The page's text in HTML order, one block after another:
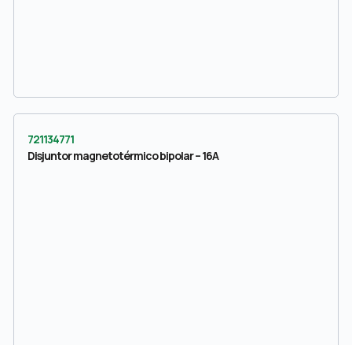
721134771
Disjuntor magnetotérmico bipolar – 16A